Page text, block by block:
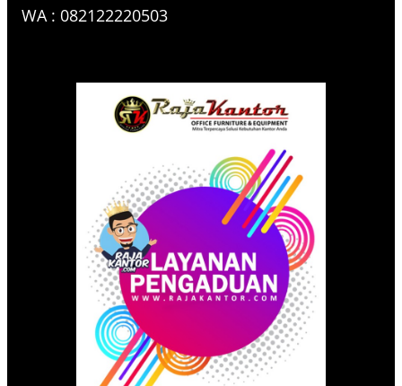
WA : 082122220503